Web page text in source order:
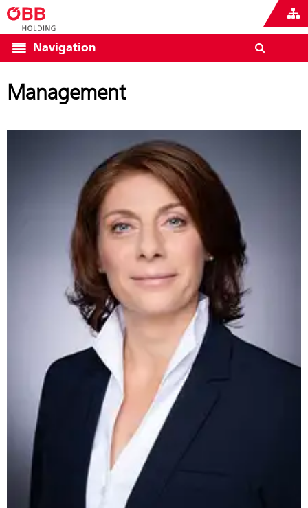
Navigation
Management